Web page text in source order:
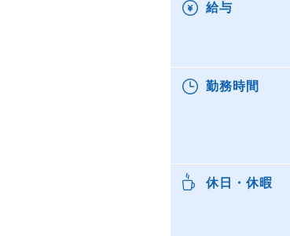
給与
勤務時間
休日・休暇